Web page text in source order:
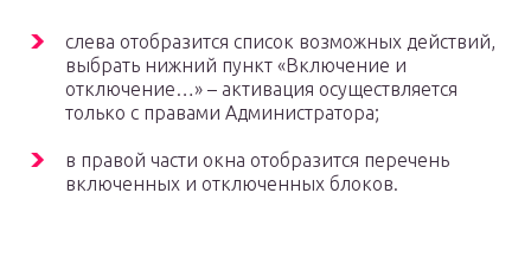
слева отобразится список возможных действий,
выбрать нижний пункт «Включение и
отключение…» – активация осуществляется
только с правами Администратора;
в правой части окна отобразится перечень
включенных и отключенных блоков.